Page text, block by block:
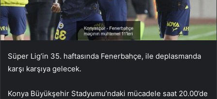
Süper Lig’in 35. haftasında Fenerbahçe, ile deplasmanda
karşı karşıya gelecek.
Konya Büyükşehir Stadyumu’ndaki mücadele saat 20.00’de